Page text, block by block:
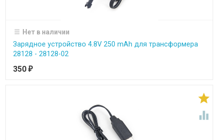
Нет в наличии
Зарядное устройство 4.8V 250 mAh для трансформера
28128 - 28128-02
350 ₽

